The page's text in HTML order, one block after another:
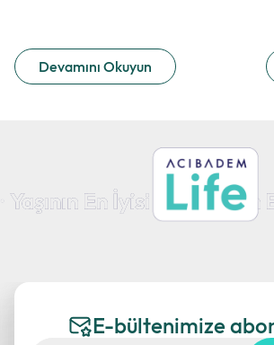
Devamını Okuyun
E-bültenimize